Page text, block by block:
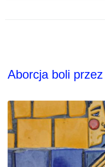
Aborcja boli przez